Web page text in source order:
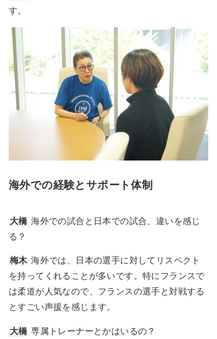
す。
海外での経験とサポート体制
大橋 海外での試合と日本での試合、違いを感じ
る？
梅木 海外では、日本の選手に対してリスペクト
を持ってくれることが多いです。特にフランスで
は柔道が人気なので、フランスの選手と対戦する
とすごい声援を感じます。
大橋 専属トレーナーとかはいるの？